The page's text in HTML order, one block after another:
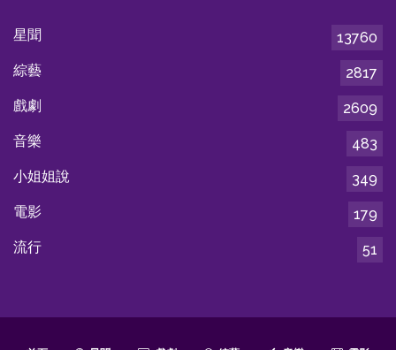
星聞
13760
綜藝
2817
戲劇
2609
音樂
483
小姐姐說
349
電影
179
流行
51